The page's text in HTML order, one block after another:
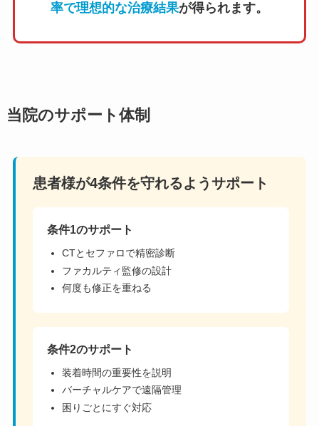
率で理想的な治療結果が得られます。
当院のサポート体制
患者様が4条件を守れるようサポート
条件1のサポート
CTとセファロで精密診断
ファカルティ監修の設計
何度も修正を重ねる
条件2のサポート
装着時間の重要性を説明
バーチャルケアで遠隔管理
困りごとにすぐ対応